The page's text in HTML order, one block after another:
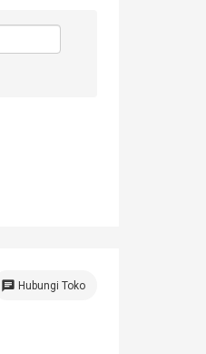
chat Hubungi Toko